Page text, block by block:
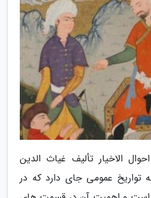
الاخیار تألیف غیاث الدین
تواریخ عمومی جای دارد که در